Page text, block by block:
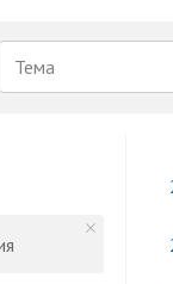
Тема